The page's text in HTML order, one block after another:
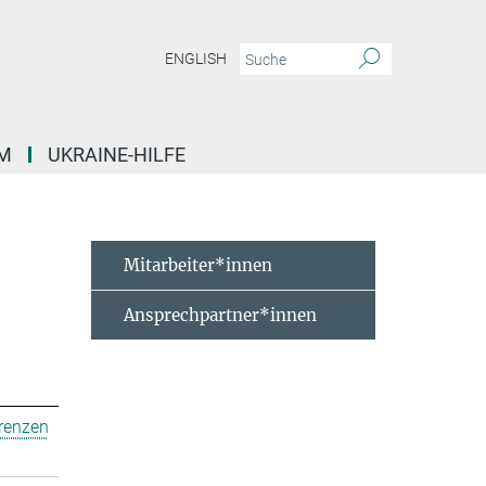
ENGLISH
UKRAINE-HILFE
Mitarbeiter*innen
Ansprechpartner*innen